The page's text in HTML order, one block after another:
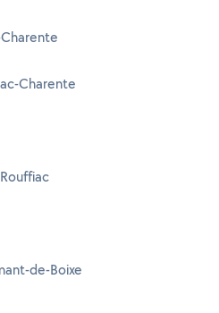
Charente
de-Boixe